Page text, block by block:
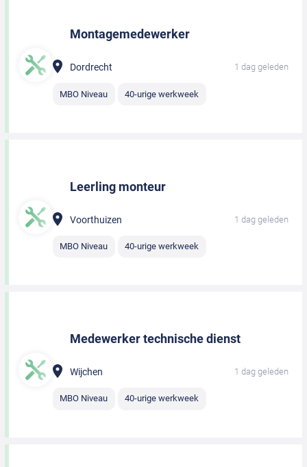
Montagemedewerker
Dordrecht 1 dag geleden
MBO Niveau 40-urige werkweek
Leerling monteur
Voorthuizen 1 dag geleden
MBO Niveau 40-urige werkweek
Medewerker technische dienst
Wijchen 1 dag geleden
MBO Niveau 40-urige werkweek